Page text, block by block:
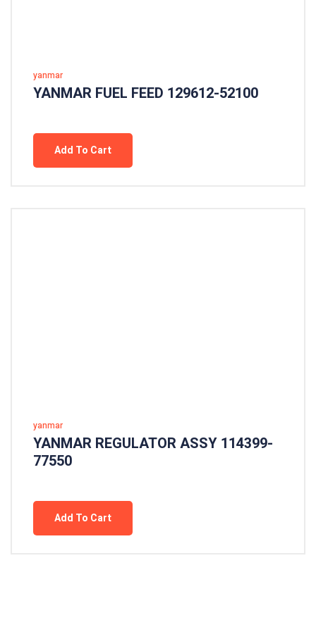
yanmar
YANMAR FUEL FEED 129612-52100
Add To Cart
yanmar
YANMAR REGULATOR ASSY 114399-
77550
Add To Cart